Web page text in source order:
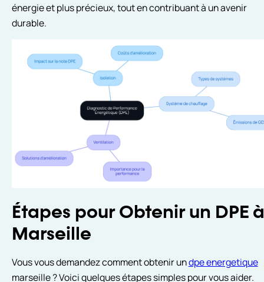
énergie et plus précieux, tout en contribuant à un avenir
durable.
Étapes pour Obtenir un DPE à
Marseille
Vous vous demandez comment obtenir undpe energetique
marseille ? Voici quelques étapes simples pour vous aider.